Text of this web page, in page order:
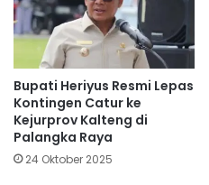
Bupati Heriyus Resmi Lepas
Kontingen Catur ke
Kejurprov Kalteng di
Palangka Raya
24 Oktober 2025